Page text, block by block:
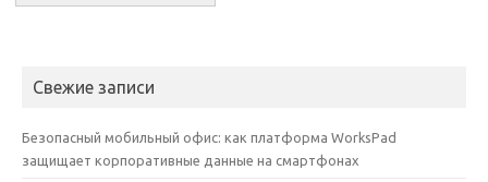
Свежие записи
Безопасный мобильный офис: как платформа WorksPad
защищает корпоративные данные на смартфонах